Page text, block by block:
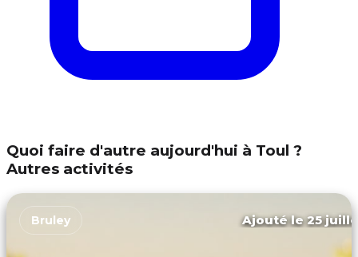
Quoi faire d'autre aujourd'hui à Toul ?
Autres activités
Bruley Ajouté le 25